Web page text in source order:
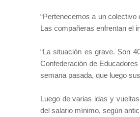
“Pertenecemos a un
Las compañeras enfrentan el
“La situación es grave. Son
Confederación de
semana pasada, que luego
Luego de varias idas y
del salario mínimo, según